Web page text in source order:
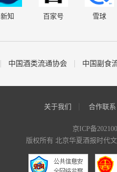
新知 百家号 雪球
中国酒类流通协会 中国副食
关于我们 合作联系
京ICP备
版权所有 北京华夏酒报时代文